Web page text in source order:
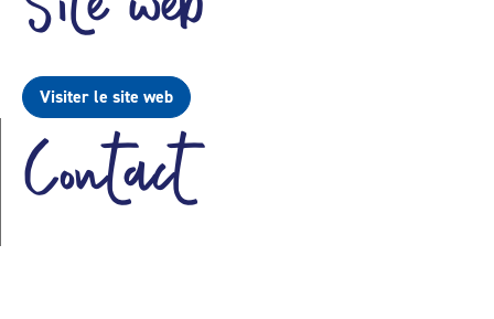
Visiter le site web
Contact